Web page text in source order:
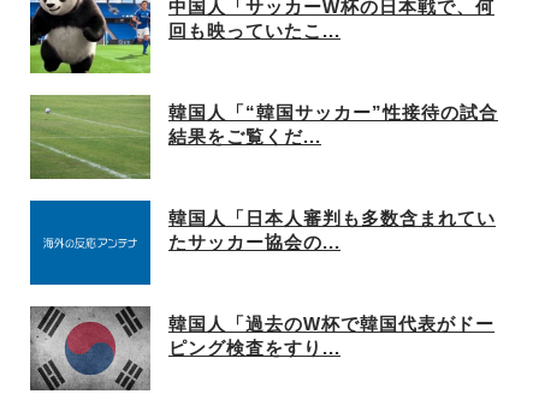
中国人「サッカーW杯の日本戦で、何
回も映っていたこ...
韓国人「“韓国サッカー”性接待の試合
結果をご覧くだ...
韓国人「日本人審判も多数含まれてい
たサッカー協会の...
韓国人「過去のW杯で韓国代表がドー
ピング検査をすり...